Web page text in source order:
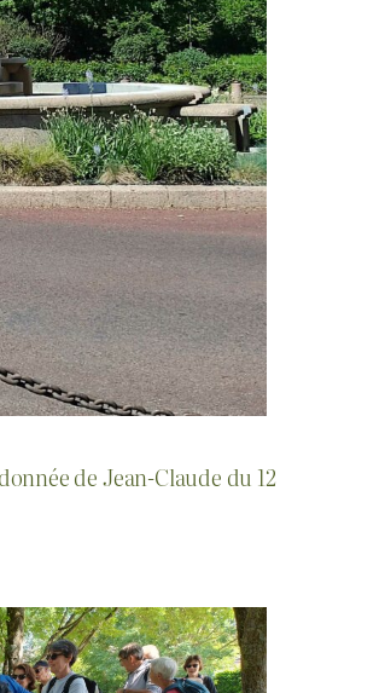
de Jean-Claude du 12